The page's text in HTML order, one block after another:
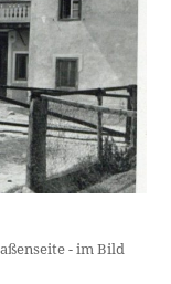
- im Bild